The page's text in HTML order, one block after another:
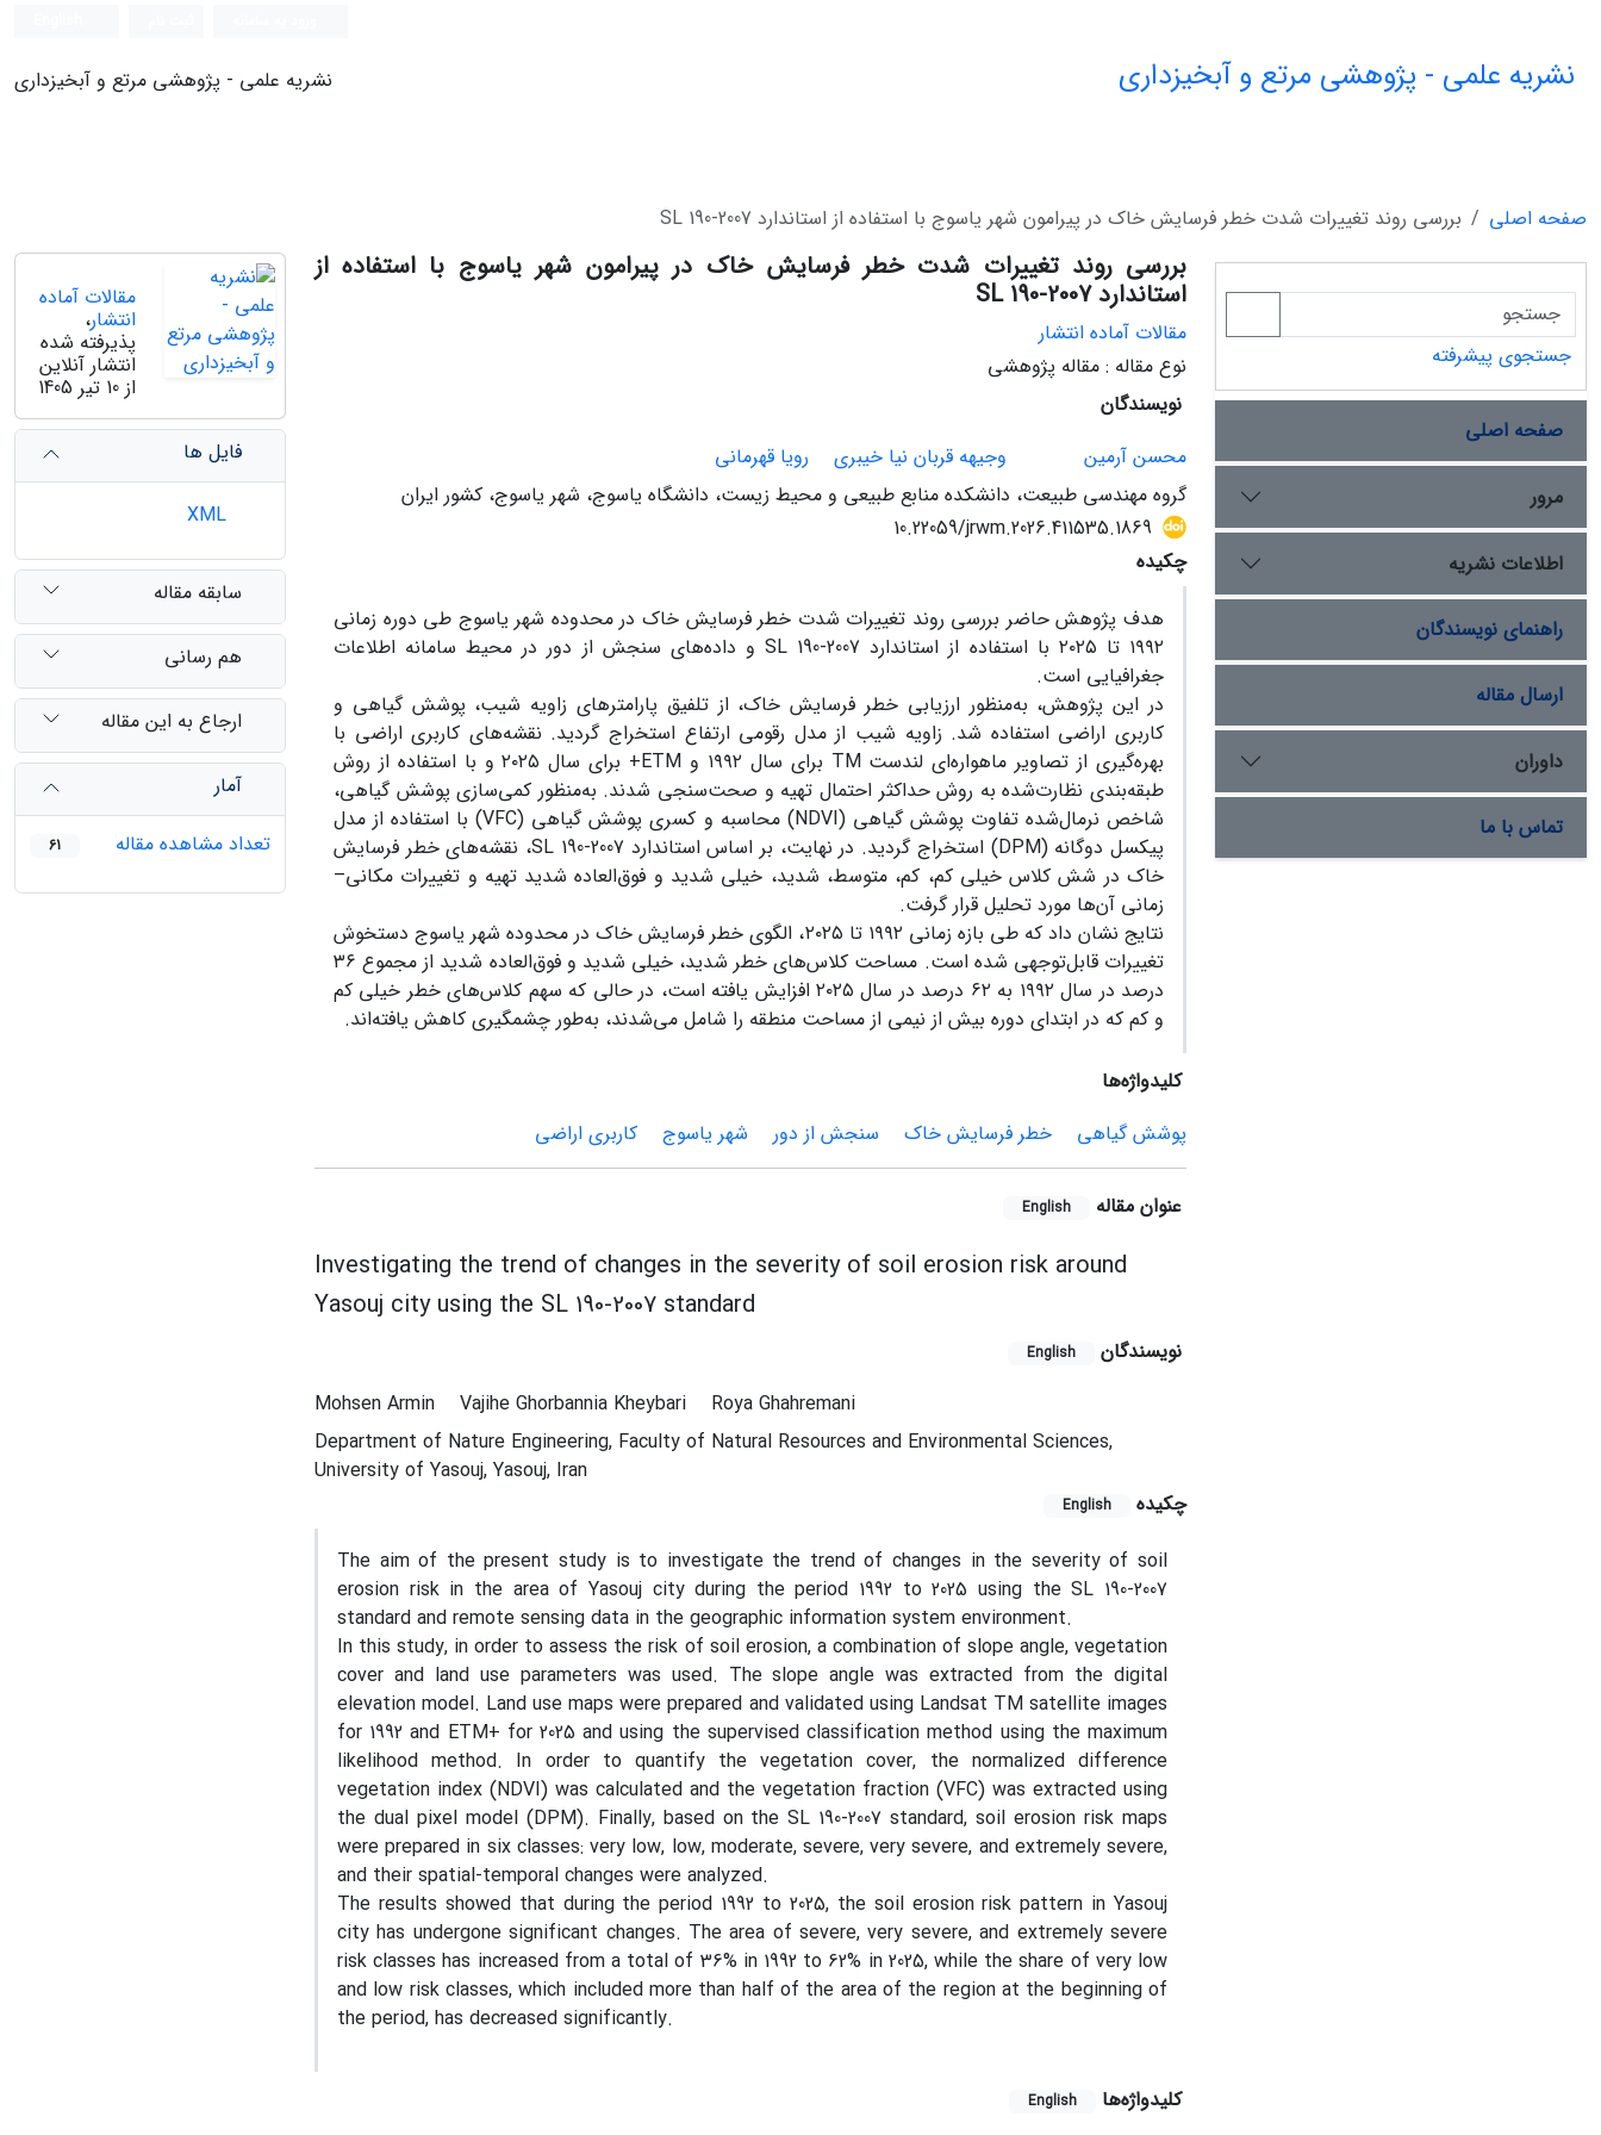
نشریه علمی - پژوهشی مرتع و آبخیزداری نشریه علمی - پژوهشی مرتع و آبخیزداری
صفحه اصلی بررسی روند تغییرات شدت خطر فرسایش خاک در پیرامون شهر یاسوج با استفاده از استاندارد SL 190-2007
بررسی روند تغییرات شدت خطر فرسایش خاک در پیرامون شهر یاسوج با استفاده از
استاندارد SL 190-2007
مقالات آماده انتشار
نوع مقاله : مقاله پژوهشی
نویسندگان
محسن آرمین
وجیهه قربان نیا خیبری
رویا قهرمانی
گروه مهندسی طبیعت، دانشکده منابع طبیعی و محیط زیست، دانشگاه یاسوج، شهر یاسوج، کشور ایران
10.22059/jrwm.2026.411535.1869
چکیده
هدف پژوهش حاضر بررسی روند تغییرات شدت خطر فرسایش خاک در محدوده شهر یاسوج طی دوره زمانی
۱۹۹۲ تا ۲۰۲۵ با استفاده از استاندارد SL 190-2007 و داده‌های سنجش از دور در محیط سامانه اطلاعات
جغرافیایی است.
در این پژوهش، به‌منظور ارزیابی خطر فرسایش خاک، از تلفیق پارامترهای زاویه شیب، پوشش گیاهی و
کاربری اراضی استفاده شد. زاویه شیب از مدل رقومی ارتفاع استخراج گردید. نقشه‌های کاربری اراضی با
بهره‌گیری از تصاویر ماهواره‌ای لندست TM برای سال ۱۹۹۲ و ETM+ برای سال ۲۰۲۵ و با استفاده از روش
طبقه‌بندی نظارت‌شده به روش حداکثر احتمال تهیه و صحت‌سنجی شدند. به‌منظور کمی‌سازی پوشش گیاهی،
شاخص نرمال‌شده تفاوت پوشش گیاهی (NDVI) محاسبه و کسری پوشش گیاهی (VFC) با استفاده از مدل
پیکسل دوگانه (DPM) استخراج گردید. در نهایت، بر اساس استاندارد SL 190-2007، نقشه‌های خطر فرسایش
خاک در شش کلاس خیلی کم، کم، متوسط، شدید، خیلی شدید و فوق‌العاده شدید تهیه و تغییرات مکانی–
زمانی آن‌ها مورد تحلیل قرار گرفت.
نتایج نشان داد که طی بازه زمانی ۱۹۹۲ تا ۲۰۲۵، الگوی خطر فرسایش خاک در محدوده شهر یاسوج دستخوش
تغییرات قابل‌توجهی شده است. مساحت کلاس‌های خطر شدید، خیلی شدید و فوق‌العاده شدید از مجموع ۳۶
درصد در سال ۱۹۹۲ به ۶۲ درصد در سال ۲۰۲۵ افزایش یافته است، در حالی که سهم کلاس‌های خطر خیلی کم
و کم که در ابتدای دوره بیش از نیمی از مساحت منطقه را شامل می‌شدند، به‌طور چشمگیری کاهش یافته‌اند.
کلیدواژه‌ها
پوشش گیاهی
خطر فرسایش خاک سنجش از دور شهر یاسوج کاربری اراضی
عنوان مقاله English
Investigating the trend of changes in the severity of soil erosion risk around
Yasouj city using the SL 190-2007 standard
نویسندگان English
Mohsen Armin Vajihe Ghorbannia Kheybari
Roya Ghahremani
Department of Nature Engineering, Faculty of Natural Resources and Environmental Sciences,
University of Yasouj, Yasouj, Iran
چکیده
English
The aim of the present study is to investigate the trend of changes in the severity of soil
erosion risk in the area of Yasouj city during the period 1992 to 2025 using the SL 190-2007
standard and remote sensing data in the geographic information system environment.
In this study, in order to assess the risk of soil erosion, a combination of slope angle, vegetation
cover and land use parameters was used. The slope angle was extracted from the digital
elevation model. Land use maps were prepared and validated using Landsat TM satellite images
for 1992 and ETM+ for 2025 and using the supervised classification method using the maximum
likelihood method. In order to quantify the vegetation cover, the normalized difference
vegetation index (NDVI) was calculated and the vegetation fraction (VFC) was extracted using
the dual pixel model (DPM). Finally, based on the SL 190-2007 standard, soil erosion risk maps
were prepared in six classes: very low, low, moderate, severe, very severe, and extremely severe,
and their spatial-temporal changes were analyzed.
The results showed that during the period 1992 to 2025, the soil erosion risk pattern in Yasouj
city has undergone significant changes. The area of severe, very severe, and extremely severe
risk classes has increased from a total of 36% in 1992 to 62% in 2025, while the share of very low
and low risk classes, which included more than half of the area of the region at the beginning of
the period, has decreased significantly.
کلیدواژه‌ها English
مقالات آماده
انتشار،
پذیرفته شده
انتشار آنلاین
از 10 تیر 1405
فایل ها
سابقه مقاله
هم رسانی
ارجاع به این مقاله
آمار
تعداد مشاهده مقاله
61
جستجوی پیشرفته
صفحه اصلی
مرور
اطلاعات نشریه
راهنمای نویسندگان
ارسال مقاله
داوران
تماس با ما